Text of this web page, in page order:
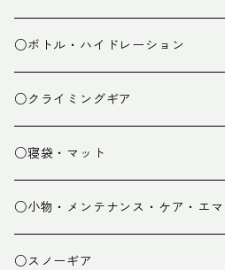
ミドルレイヤー
ベースレイヤー
パンツ
グローブ
スパッツ・ゲイター
○ボトル・ハイドレーション
○クライミングギア
○寝袋・マット
寝袋
マット
○小物・メンテナンス・ケア・エ
○スノーギア